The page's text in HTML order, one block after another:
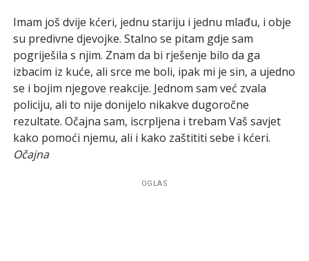
Imam još dvije kćeri, jednu stariju i jednu mlađu, i obje
su predivne djevojke. Stalno se pitam gdje sam
pogriješila s njim. Znam da bi rješenje bilo da ga
izbacim iz kuće, ali srce me boli, ipak mi je sin, a ujedno
se i bojim njegove reakcije. Jednom sam već zvala
policiju, ali to nije donijelo nikakve dugoročne
rezultate. Očajna sam, iscrpljena i trebam Vaš savjet
kako pomoći njemu, ali i kako zaštititi sebe i kćeri.
Očajna
OGLAS